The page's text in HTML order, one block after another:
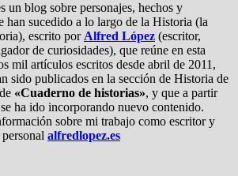
un blog sobre personajes, hechos y
han sucedido a lo largo de la Historia (la
escrito por Alfred López (escritor,
de curiosidades), que reúne en esta
mil artículos escritos desde abril de 2011,
sido publicados en la sección de Historia de
«Cuaderno de historias», y que a partir
ha ido incorporando nuevo contenido.
sobre mi trabajo como escritor y
alfredlopez.es